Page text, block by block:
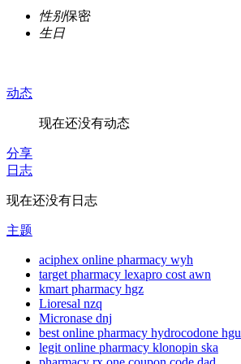
性别保密
生日
动态
现在还没有动态
分享
日志
现在还没有日志
主题
aciphex online pharmacy wyh
target pharmacy lexapro cost awn
kmart pharmacy hgz
Lioresal nzq
Micronase dnj
best online pharmacy hydrocodone hgu
legit online pharmacy klonopin ska